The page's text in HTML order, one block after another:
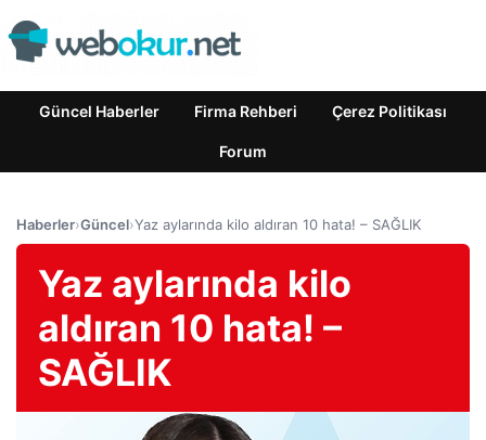
Güncel Haberler Firma Rehberi Çerez Politikası
Forum
Haberler›Güncel›Yaz aylarında kilo aldıran 10 hata! – SAĞLIK
Yaz aylarında kilo
aldıran 10 hata! –
SAĞLIK